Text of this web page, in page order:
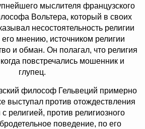
мыслителя французского
Вольтера, который в своих
несостоятельность религии
мнению, источником религии
и обман. Он полагал, что религия
повстречались мошенник и
глупец.
философ Гельвеций примерно
выступал против отождествления
религией, против религиозного
поведение, по его